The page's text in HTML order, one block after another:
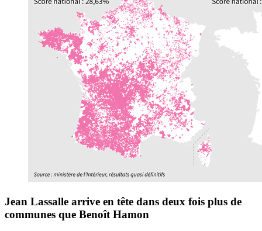
Jean Lassalle arrive en tête dans deux fois plus de
communes que Benoît Hamon